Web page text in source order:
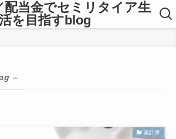
配当金でセミリタイア生
を目指すblog
–
家計簿